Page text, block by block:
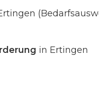
in Ertingen